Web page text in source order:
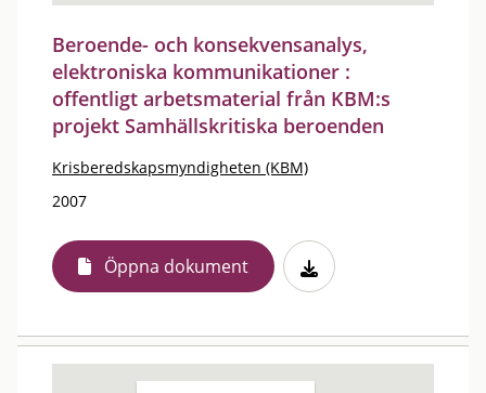
Beroende- och konsekvensanalys,
elektroniska kommunikationer :
offentligt arbetsmaterial från KBM:s
projekt Samhällskritiska beroenden
Krisberedskapsmyndigheten (KBM)
2007
Öppna dokument